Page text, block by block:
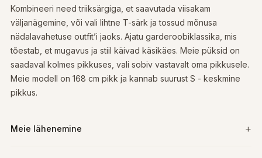
Kombineeri need triiksärgiga, et saavutada viisakam
väljanägemine, või vali lihtne T-särk ja tossud mõnusa
nädalavahetuse outfit’i jaoks. Ajatu garderoobiklassika, mis
tõestab, et mugavus ja stiil käivad käsikäes. Meie püksid on
saadaval kolmes pikkuses, vali sobiv vastavalt oma pikkusele.
Meie modell on 168 cm pikk ja kannab suurust S - keskmine
pikkus.
Meie lähenemine